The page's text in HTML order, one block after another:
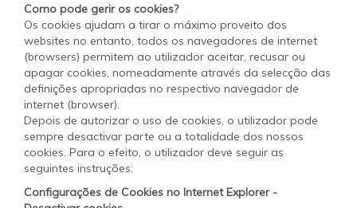
Como pode gerir os cookies?
Os cookies ajudam a tirar o máximo proveito dos
websites no entanto, todos os navegadores de internet
(browsers) permitem ao utilizador aceitar, recusar ou
apagar cookies, nomeadamente através da selecção das
definições apropriadas no respectivo navegador de
internet (browser).
Depois de autorizar o uso de cookies, o utilizador pode
sempre desactivar parte ou a totalidade dos nossos
cookies. Para o efeito, o utilizador deve seguir as
seguintes instruções:
Configurações de Cookies no Internet Explorer -